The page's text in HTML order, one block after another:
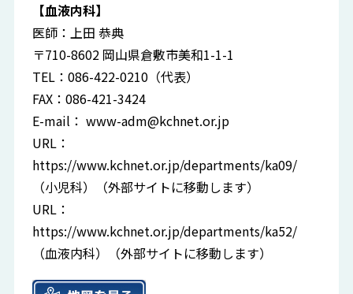
【血液内科】
医師：上田 恭典
〒710-8602 岡山県倉敷市美和1-1-1
TEL：086-422-0210（代表）
FAX：086-421-3424
E-mail：www-adm@kchnet.or.jp
URL：
https://www.kchnet.or.jp/departments/ka09/
（小児科）（外部サイトに移動します）
URL：
https://www.kchnet.or.jp/departments/ka52/
（血液内科）（外部サイトに移動します）